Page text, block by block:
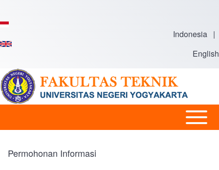
Indonesia |
English
navigation
Open or
Close
Permohonan Informasi